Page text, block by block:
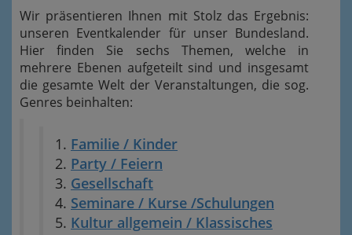
Wir präsentieren Ihnen mit Stolz das Ergebnis:
unseren Eventkalender für unser Bundesland.
Hier finden Sie sechs Themen, welche in
mehrere Ebenen aufgeteilt sind und insgesamt
die gesamte Welt der Veranstaltungen, die sog.
Genres beinhalten:
Familie / Kinder
Party / Feiern
Gesellschaft
Seminare / Kurse /Schulungen
Kultur allgemein / Klassisches